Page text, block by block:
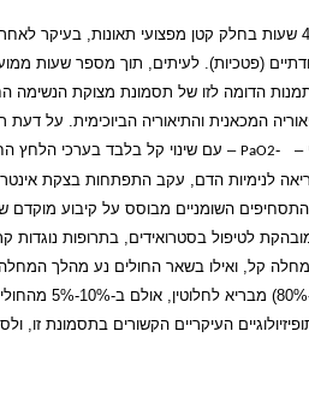
תסמונת התסחיפים השומניים היא תסמונת קלינית המופיעה לרוב תוך 24 עד 48
(פטכיות). לעיתים, תוך מספר שעות
הדומה לזו של תסמונת מצוקת הנשימה
המכאנית והתיאוריה הביוכימית. על
–
-
PaO2 – עם שינוי קל בלבד בערכי הלחץ
לנימיות הדם, עקב התפתחות בצקת
השומניים מבוסס על קיבוע מוקדם
לטיפול בסטרואידים, בתרופות נוגדות
קל, ואילו בשאר החולים נע מהלך המחלה
העיקרית לתמותה
העיקריים הקשורים בתסמונת זו,